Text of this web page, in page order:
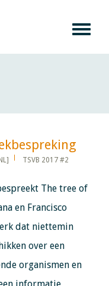
TSVB 2017 #2
The tree of
en Francisco
dat niettemin
over een
organismen en